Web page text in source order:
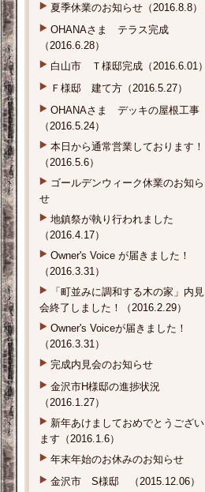
夏季休業のお知らせ（2016.8.8）
OHANAさま テラス完成
（2016.6.28）
白山市 Ｔ様邸完成（2016.6.01）
Ｆ様邸 建て方（2016.5.27）
OHANAさま デッキの屋根工事
（2016.5.24）
本日から通常営業しております！
（2016.5.6）
ゴールデンウィーク休業のお知ら
せ
地鎮祭が執り行われました
（2016.4.17）
Owner's Voice が届きました！
（2016.3.31）
「町並みに調和する木の家」内見
会終了しました！（2016.2.29）
Owner's Voiceが届きました！
（2016.3.31）
完成内見会のお知らせ
金沢市H様邸の進捗状況
（2016.1.27）
新年あけましておめでとうござい
ます（2016.1.6）
年末年始のお休みのお知らせ
金沢市 S様邸 （2015.12.06）